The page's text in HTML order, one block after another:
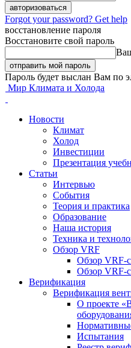
Forgot your password? Get help
восстановление пароля
Восстановите свой пароль
Пароль будет выслан Вам по
Мир Климата и Холода
Новости
Климат
Холод
Инвестиции
Презентация
Статьи
Интервью
События
Теория и практика
Образование
Наша история
Техника и
Обзор VRF
Обзор VRF-
Обзор VRF-
Верификация
Верификация
О проекте
Испытания